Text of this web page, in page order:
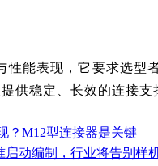
性能表现，它要求选
供稳定、长效的连接支
？M12型连接器是关键
启动编制，行业将告别样